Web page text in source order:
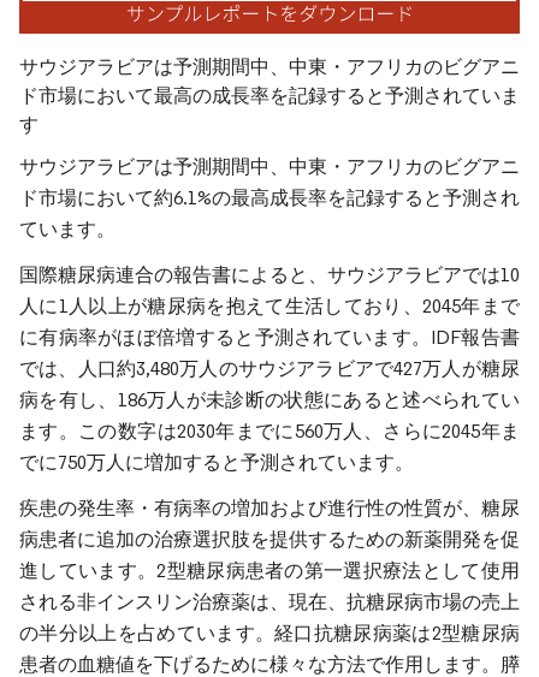
サウジアラビアは予測期間中、中東・アフリカのビグアニ
ド市場において最高の成長率を記録すると予測されていま
す
サウジアラビアは予測期間中、中東・アフリカのビグアニ
ド市場において約6.1%の最高成長率を記録すると予測され
ています。
国際糖尿病連合の報告書によると、サウジアラビアでは10
人に1人以上が糖尿病を抱えて生活しており、2045年まで
に有病率がほぼ倍増すると予測されています。IDF報告書
では、人口約3,480万人のサウジアラビアで427万人が糖尿
病を有し、186万人が未診断の状態にあると述べられてい
ます。この数字は2030年までに560万人、さらに2045年ま
でに750万人に増加すると予測されています。
疾患の発生率・有病率の増加および進行性の性質が、糖尿
病患者に追加の治療選択肢を提供するための新薬開発を促
進しています。2型糖尿病患者の第一選択療法として使用
される非インスリン治療薬は、現在、抗糖尿病市場の売上
の半分以上を占めています。経口抗糖尿病薬は2型糖尿病
患者の血糖値を下げるために様々な方法で作用します。膵